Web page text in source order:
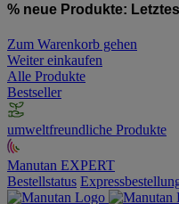
% neue Produkte:
Zum Warenkorb gehen
Weiter einkaufen
Alle Produkte
Bestseller
umweltfreundliche Produkte
Manutan EXPERT
Bestellstatus